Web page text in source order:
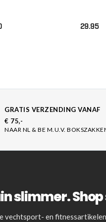
29.95
GRATIS VERZENDING VANAF
€ 75,-
NAAR NL & BE M.U.V.
slimmer.
vechtsport- en